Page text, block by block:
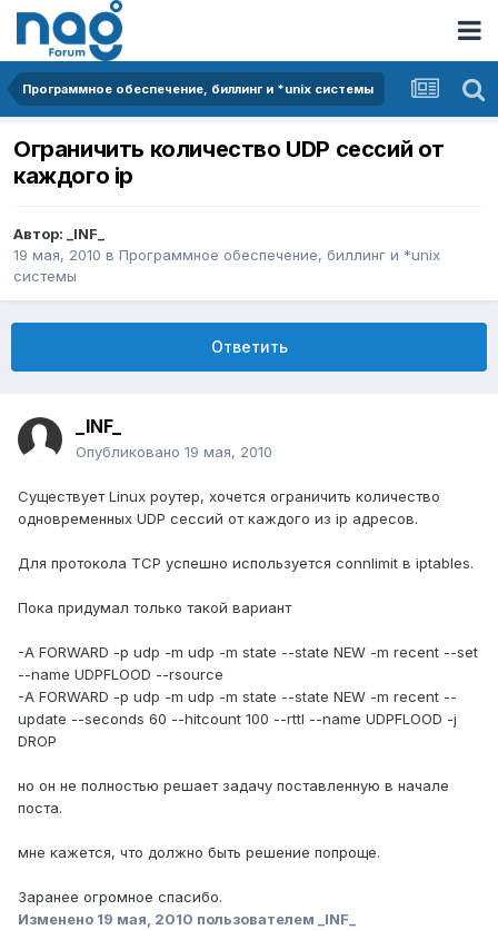
Программное обеспечение, биллинг и *unix системы
Ограничить количество UDP сессий от
каждого ip
Автор: _INF_
19 мая, 2010 в Программное обеспечение, биллинг и *unix
системы
Ответить
_INF_
Опубликовано 19 мая, 2010
Существует Linux роутер, хочется ограничить количество
одновременных UDP сессий от каждого из ip адресов.
Для протокола TCP успешно используется connlimit в iptables.
Пока придумал только такой вариант
-A FORWARD -p udp -m udp -m state --state NEW -m recent --set
--name UDPFLOOD --rsource
-A FORWARD -p udp -m udp -m state --state NEW -m recent --
update --seconds 60 --hitcount 100 --rttl --name UDPFLOOD -j
DROP
но он не полностью решает задачу поставленную в начале
поста.
мне кажется, что должно быть решение попроще.
Заранее огромное спасибо.
Изменено 19 мая, 2010 пользователем _INF_